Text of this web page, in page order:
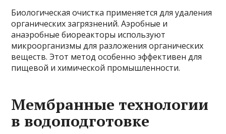
Биологическая очистка применяется для удаления
органических загрязнений. Аэробные и
анаэробные биореакторы используют
микроорганизмы для разложения органических
веществ. Этот метод особенно эффективен для
пищевой и химической промышленности.
Мембранные технологии
в водоподготовке